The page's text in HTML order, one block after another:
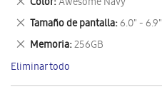
artículo
Color Awesome Navy
este
artículo
Tamaño de pantalla 6.0" - 6.9"
Eliminar
este
artículo
Memoria 256GB
Eliminar
este
artículo
Eliminar todo